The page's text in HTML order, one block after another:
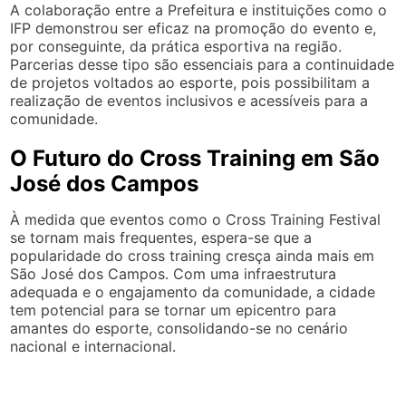
A colaboração entre a Prefeitura e instituições como o
IFP demonstrou ser eficaz na promoção do evento e,
por conseguinte, da prática esportiva na região.
Parcerias desse tipo são essenciais para a continuidade
de projetos voltados ao esporte, pois possibilitam a
realização de eventos inclusivos e acessíveis para a
comunidade.
O Futuro do Cross Training em São
José dos Campos
À medida que eventos como o Cross Training Festival
se tornam mais frequentes, espera-se que a
popularidade do cross training cresça ainda mais em
São José dos Campos. Com uma infraestrutura
adequada e o engajamento da comunidade, a cidade
tem potencial para se tornar um epicentro para
amantes do esporte, consolidando-se no cenário
nacional e internacional.